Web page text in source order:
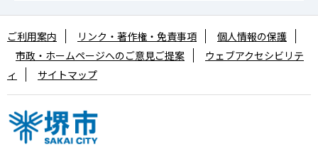
ご利用案内 リンク・著作権・免責事項
個人情報の保護
市政・ホームページへのご意見ご提案
ウェブアクセシビリテ
ィ
サイトマップ